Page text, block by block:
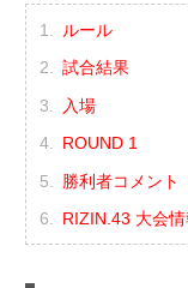
ルール
試合結果
入場
ROUND 1
勝利者コメント
RIZIN.43 大会